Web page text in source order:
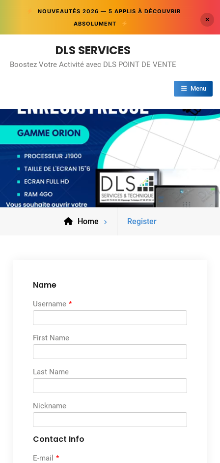
NOUVEAUTÉS 2026 — 5 APPLIS À DÉCOUVRIR
ABSOLUMENT
×
content
DLS SERVICES
Boostez Votre Activité avec DLS POINT DE VENTE
Menu
Home Register
Name
Username *
First Name
Last Name
Nickname
Contact Info
E-mail *